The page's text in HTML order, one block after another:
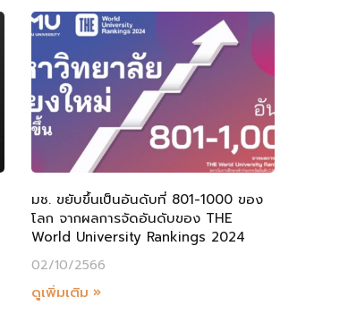
มช. ขยับขึ้นเป็นอันดับที่ 801-1000 ของ
โลก จากผลการจัดอันดับของ THE
World University Rankings 2024
02/10/2566
ดูเพิ่มเติม »